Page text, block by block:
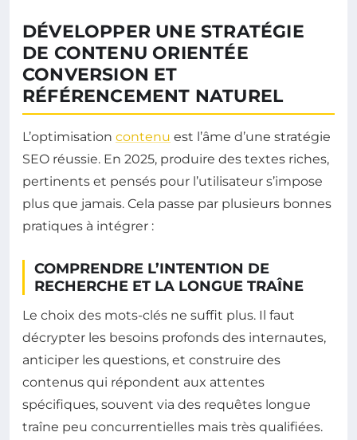
DÉVELOPPER UNE STRATÉGIE
DE CONTENU ORIENTÉE
CONVERSION ET
RÉFÉRENCEMENT NATUREL
L’optimisation contenu est l’âme d’une stratégie
SEO réussie. En 2025, produire des textes riches,
pertinents et pensés pour l’utilisateur s’impose
plus que jamais. Cela passe par plusieurs bonnes
pratiques à intégrer :
COMPRENDRE L’INTENTION DE
RECHERCHE ET LA LONGUE TRAÎNE
Le choix des mots-clés ne suffit plus. Il faut
décrypter les besoins profonds des internautes,
anticiper les questions, et construire des
contenus qui répondent aux attentes
spécifiques, souvent via des requêtes longue
traîne peu concurrentielles mais très qualifiées.